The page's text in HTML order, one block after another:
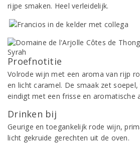
rijpe smaken. Heel verleidelijk.
Proefnotitie
Volrode wijn met een aroma van rijp
en licht caramel. De smaak zet
eindigt met een frisse en aromatische
Drinken bij
Geurige en toegankelijk rode wijn,
licht gekruide gerechten uit de oven.